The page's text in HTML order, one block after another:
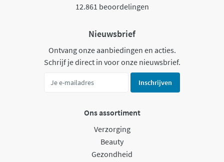
12.861 beoordelingen
Nieuwsbrief
Ontvang onze aanbiedingen en acties.
Schrijf je direct in voor onze nieuwsbrief.
Inschrijven
Ons assortiment
Verzorging
Beauty
Gezondheid